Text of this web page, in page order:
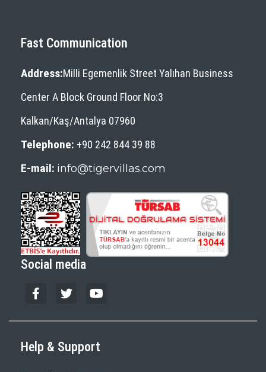
Fast Communication
Address:Milli Egemenlik Street Yalıhan Business
Center A Block Ground Floor No:3
Kalkan/Kaş/Antalya 07960
Telephone: +90 242 844 39 88
E-mail: info@tigervillas.com
Social media
Help & Support